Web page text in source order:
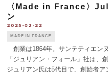
〈Made in France〉
ン
2025-02-22
MADE IN FRANCE
創業は1864年。サンテティエン
「ジュリアン・フォール」社は、
ジュリアン氏は5代目で、創始者